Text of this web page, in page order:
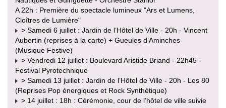
A 22h : Première du spectacle lumineux "Ars et Lumens,
Cloîtres de Lumière"
> Samedi 6 juillet : Jardin de l’Hôtel de Ville - 20h - Vincent
Aubertin (reprises à la carte) + Gueules d’Aminches
(Musique Festive)
> Vendredi 12 juillet : Boulevard Aristide Briand - 22h45 -
Festival Pyrotechnique
> Samedi 13 juillet : Jardin de l’Hôtel de Ville - 20h - Les 80
(Reprises Pop énergiques et Rock Synthétique)
> 14 juillet : 18h : Cérémonie, cour de l’hôtel de ville suivie